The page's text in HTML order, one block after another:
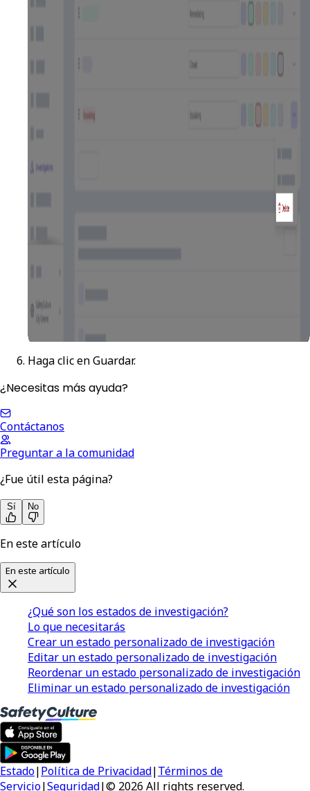
Haga clic enGuardar.
¿Necesitas más ayuda?
Contáctanos
Preguntar a la comunidad
¿Fue útil esta página?
Sí No
En este artículo
En este artículo
¿Qué son los estados de investigación?
Lo que necesitarás
Crear un estado personalizado de investigación
Editar un estado personalizado de investigación
Reordenar un estado personalizado de investigación
Eliminar un estado personalizado de investigación
Estado|Política de Privacidad|Términos de
Servicio|Seguridad|© 2026 All rights reserved.